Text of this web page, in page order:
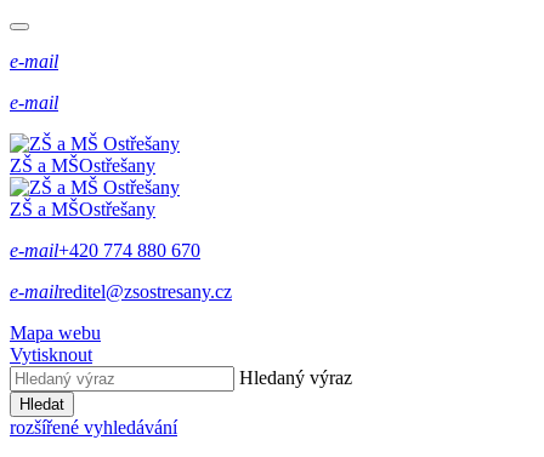
e-mail
e-mail
ZŠ a MŠOstřešany
ZŠ a MŠOstřešany
e-mail+420 774 880 670
e-mailreditel@zsostresany.cz
Mapa webu
Vytisknout
Hledaný výraz
Hledat
rozšířené vyhledávání